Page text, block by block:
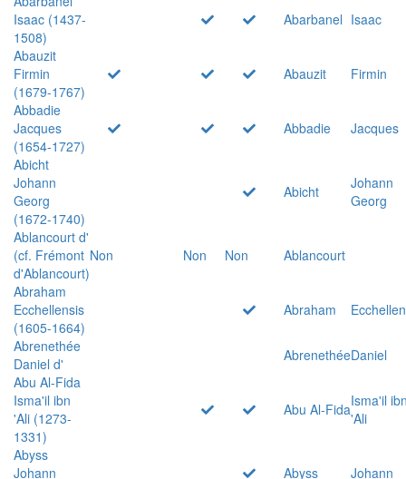
Isaac (1437-
1508)
Abarbanel Isaac
Abauzit
Firmin
(1679-1767)
Abauzit
Firmin
Abbadie
Jacques
(1654-1727)
Abbadie
Jacques
Abicht
Johann
Georg
(1672-1740)
Abicht
Johann
Georg
Ablancourt d'
(cf. Frémont
d'Ablancourt)
Non Non Non
Ablancourt
Abraham
Ecchellensis
(1605-1664)
Abraham
Abrenethée
Daniel d'
AbrenethéeDaniel
Abu Al-Fida
Isma'il ibn
'Ali (1273-
1331)
Abu Al-FidaIsma'il
'Ali
Abyss
Johann
Abyss
Johann